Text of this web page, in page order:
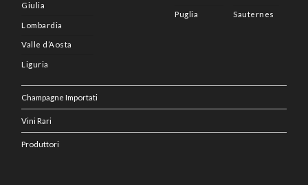
Giulia
Lombardia
Valle d’Aosta
Liguria
Puglia Sauternes
Champagne Importati
Vini Rari
Produttori